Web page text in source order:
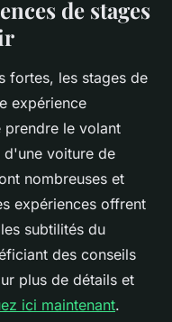
de stages
fortes, les stages de
expérience
prendre le volant
d'une voiture de
nombreuses et
expériences offrent
subtilités du
des conseils
plus de détails et
ici maintenant.